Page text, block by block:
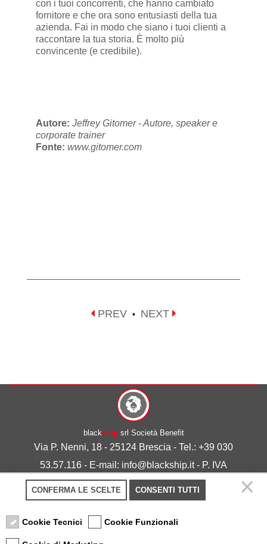
con i tuoi concorrenti, che hanno cambiato
fornitore e che ora sono entusiasti della tua
azienda. Fai in modo che siano i tuoi clienti a
raccontare la tua storia. È molto più
convincente (e credibile).
Autore: Jeffrey Gitomer - Autore, speaker e
corporate trainer
Fonte: www.gitomer.com
PREV • NEXT
blackshipsrl Società Benefit
Via P. Nenni, 18 - 25124 Brescia - Tel.: +39 030
53.57.116 - E-mail: info@blackship.it - P. IVA
03492980986
Privacy policy-Cookie policy
CONFERMA LE SCELTE CONSENTI TUTTI
Cookie Tecnici Cookie Funzionali